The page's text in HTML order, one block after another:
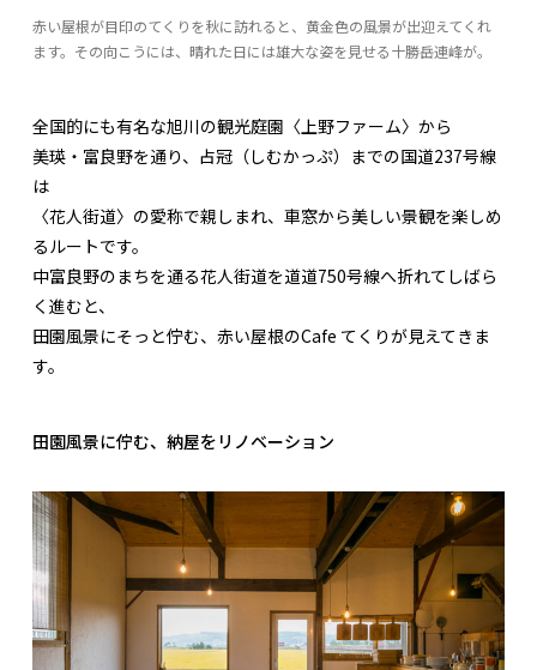
赤い屋根が目印のてくりを秋に訪れると、黄金色の風景が出迎えてくれ
ます。その向こうには、晴れた日には雄大な姿を見せる十勝岳連峰が。
全国的にも有名な旭川の観光庭園〈上野ファーム〉から
美瑛・富良野を通り、占冠（しむかっぷ）までの国道237号線
は
〈花人街道〉の愛称で親しまれ、車窓から美しい景観を楽しめ
るルートです。
中富良野のまちを通る花人街道を道道750号線へ折れてしばら
く進むと、
田園風景にそっと佇む、赤い屋根のCafe てくりが見えてきま
す。
田園風景に佇む、納屋をリノベーション